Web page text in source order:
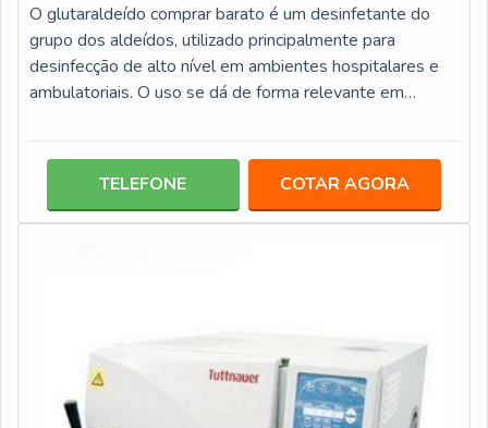
O glutaraldeído comprar barato é um desinfetante do
grupo dos aldeídos, utilizado principalmente para
desinfecção de alto nível em ambientes hospitalares e
ambulatoriais. O uso se dá de forma relevante em
não sendo recomendada a utilização por
QUALIDADEO produto se apresenta pronto para o uso,
quando usualmente o uso se dá também aplicações
TELEFONE COTAR AGORA